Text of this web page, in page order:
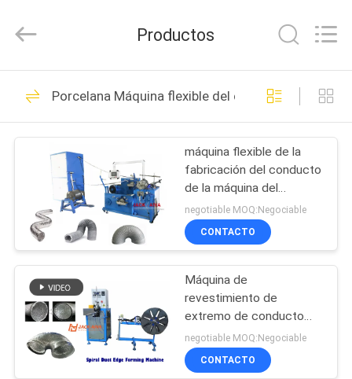
CASA
PRODUCTOS
SOBRE
NOSOTROS
RECORRIDO
POR
FÁBRICA
AIVA
MACHINERY
All
Reserved.
Máquinas para el
trabajo de
conductos
14
Máquinas para la
fabricación de
amortiguadores de
12
Productos
Porcelana Máquina flexible del conducto
máquina flexible de la
fabricación del conducto
de la máquina del
conducto de 100m m
negotiable MOQ:Negociable
CONTACTO
Máquina de
revestimiento de
extremo de conducto
flexible | Equipo de
inserción de
revestimiento de borde
negotiable MOQ:Negociable
CONTACTO